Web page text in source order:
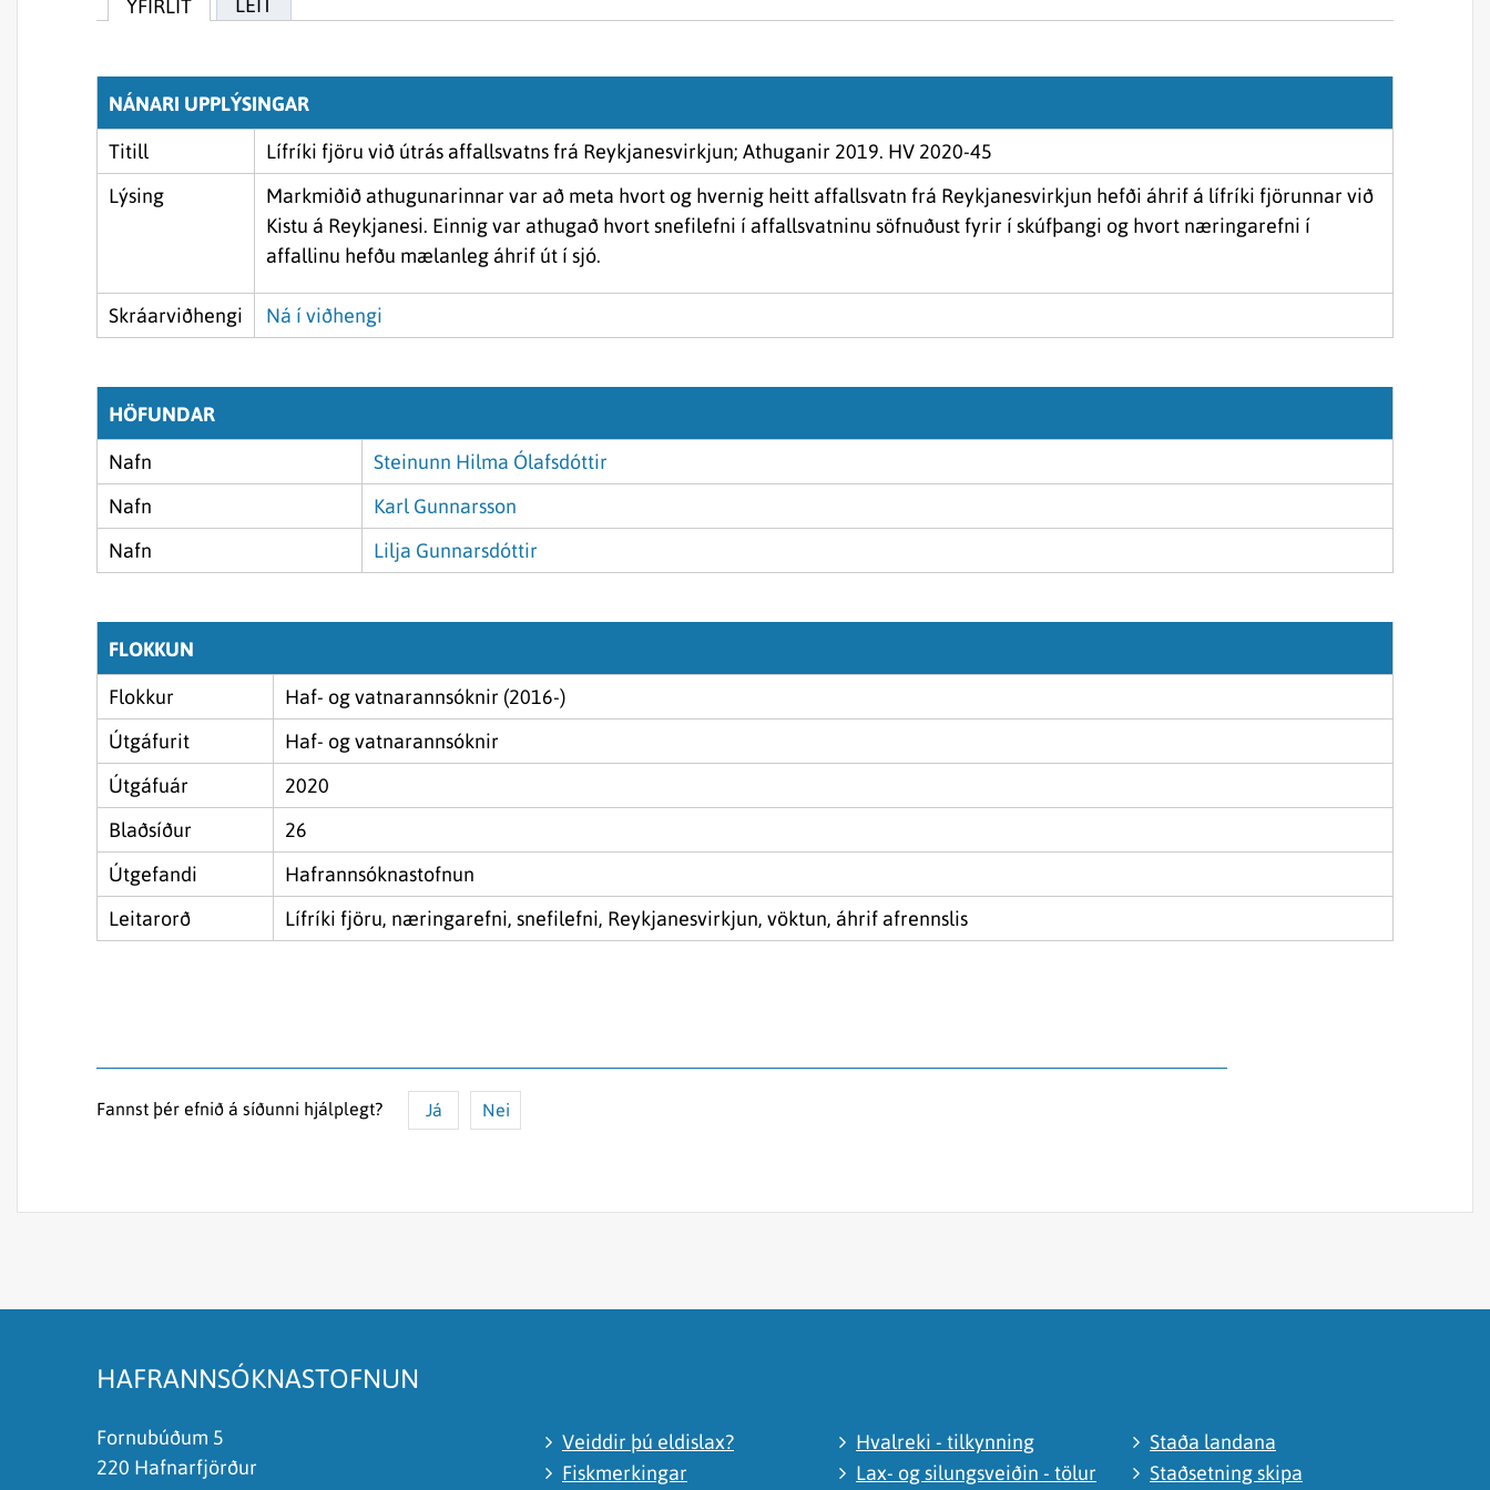
YFIRLIT LEIT
NÁNARI UPPLÝSINGAR
Titill
Lífríki fjöru við útrás affallsvatns frá Reykjanesvirkjun; Athuganir 2019. HV 2020-45
Lýsing
Markmiðið athugunarinnar var að meta hvort og hvernig heitt affallsvatn frá Reykjanesvirkjun hefði áhrif á lífríki fjörunnar við
Kistu á Reykjanesi. Einnig var athugað hvort snefilefni í affallsvatninu söfnuðust fyrir í skúfþangi og hvort næringarefni í
affallinu hefðu mælanleg áhrif út í sjó.
Skráarviðhengi Ná í viðhengi
HÖFUNDAR
Nafn
Steinunn Hilma Ólafsdóttir
Nafn
Karl Gunnarsson
Nafn
Lilja Gunnarsdóttir
FLOKKUN
Flokkur
Haf- og vatnarannsóknir (2016-)
Útgáfurit
Haf- og vatnarannsóknir
Útgáfuár
2020
Blaðsíður
26
Útgefandi
Hafrannsóknastofnun
Leitarorð
Lífríki fjöru, næringarefni, snefilefni, Reykjanesvirkjun, vöktun, áhrif afrennslis
Fannst þér efnið á síðunni hjálplegt? Já Nei
HAFRANNSÓKNASTOFNUN
Fornubúðum 5
220 Hafnarfjörður
Veiddir þú eldislax?
Fiskmerkingar
Hvalreki - tilkynning
Lax- og silungsveiðin - tölur
Staða landana
Staðsetning skipa